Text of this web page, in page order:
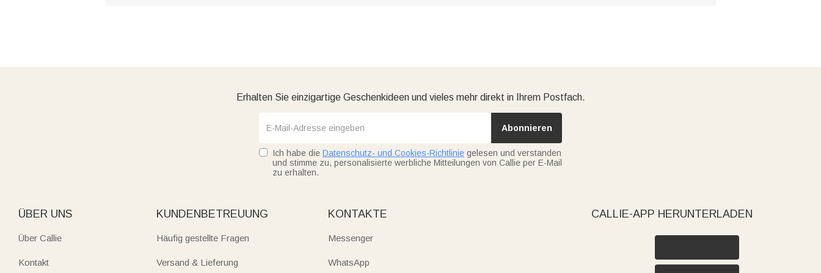
Erhalten Sie einzigartige Geschenkideen und vieles mehr direkt in Ihrem Postfach.
Abonnieren
Ich habe die Datenschutz- und Cookies-Richtlinie gelesen und verstanden
und stimme zu, personalisierte werbliche Mitteilungen von Callie per E-Mail
zu erhalten.
ÜBER UNS
Über Callie
Kontakt
KUNDENBETREUUNG
Häufig gestellte Fragen
Versand & Lieferung
KONTAKTE
Messenger
WhatsApp
CALLIE-APP HERUNTERLADEN